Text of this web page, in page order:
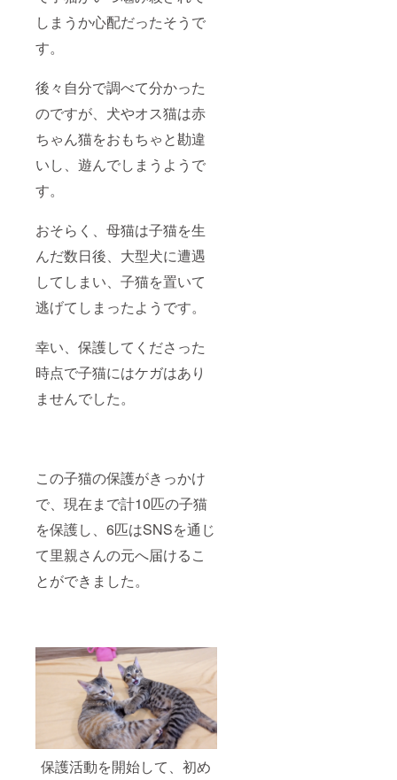
しまうか心配だったそうで
す。
後々自分で調べて分かった
のですが、犬やオス猫は赤
ちゃん猫をおもちゃと勘違
いし、遊んでしまうようで
す。
おそらく、母猫は子猫を生
んだ数日後、大型犬に遭遇
してしまい、子猫を置いて
逃げてしまったようです。
幸い、保護してくださった
時点で子猫にはケガはあり
ませんでした。
この子猫の保護がきっかけ
で、現在まで計10匹の子猫
を保護し、6匹はSNSを通じ
て里親さんの元へ届けるこ
とができました。
保護活動を開始して、初め